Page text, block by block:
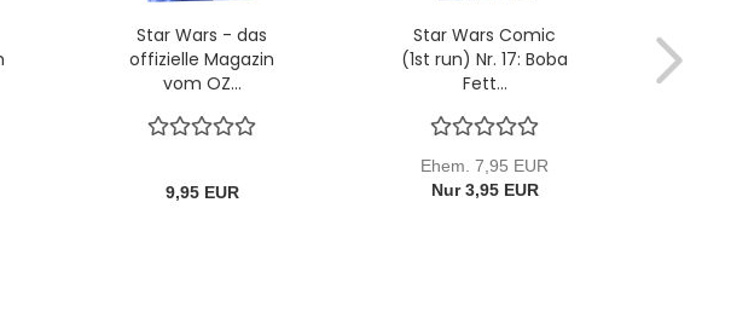
Star Wars - das
offizielle Magazin
vom OZ...
9,95 EUR
Star Wars Comic
(1st run) Nr. 17: Boba
Fett...
Ehem. 7,95 EUR
Nur 3,95 EUR